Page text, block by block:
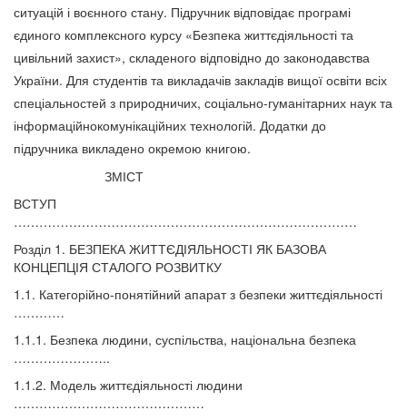
ситуацій і воєнного стану. Підручник відповідає програмі
єдиного комплексного курсу «Безпека життєдіяльності та
цивільний захист», складеного відповідно до законодавства
України. Для студентів та викладачів закладів вищої освіти всіх
спеціальностей з природничих, соціально-гуманітарних наук та
інформаційнокомунікаційних технологій. Додатки до
підручника викладено окремою книгою.
ЗМІСТ
ВСТУП
………………………………………………………………………
Розділ 1. БЕЗПЕКА ЖИТТЄДІЯЛЬНОСТІ ЯК БАЗОВА
КОНЦЕПЦІЯ СТАЛОГО РОЗВИТКУ
1.1. Категорійно-понятійний апарат з безпеки життєдіяльності
…………
1.1.1. Безпека людини, суспільства, національна безпека
…………………..
1.1.2. Модель життєдіяльності людини
………………………………………